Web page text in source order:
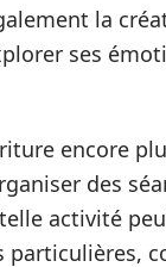
la
ses
encore
des
activité
particulières,